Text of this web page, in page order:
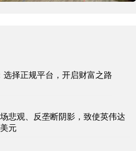
选择正规平台，开启财富之路
悲观、反垄断阴影，致使英伟达
元